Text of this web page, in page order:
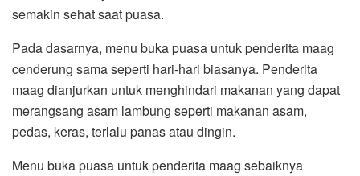
semakin sehat saat puasa.
Pada dasarnya, menu buka puasa untuk penderita maag
cenderung sama seperti hari-hari biasanya. Penderita
maag dianjurkan untuk menghindari makanan yang dapat
merangsang asam lambung seperti makanan asam,
pedas, keras, terlalu panas atau dingin.
Menu buka puasa untuk penderita maag sebaiknya